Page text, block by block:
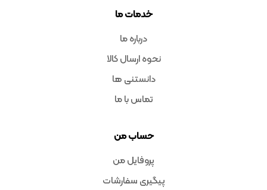
خدمات ما
درباره ما
نحوه ارسال کالا
دانستنی ها
تماس با ما
حساب من
پروفایل من
پیگیری سفارشات